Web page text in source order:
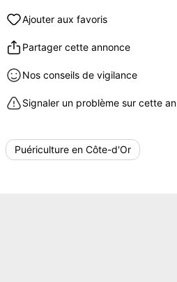
Ajouter aux favoris
Partager cette annonce
Nos conseils de vigilance
Signaler un problème sur cette
Puériculture en Côte-d'Or